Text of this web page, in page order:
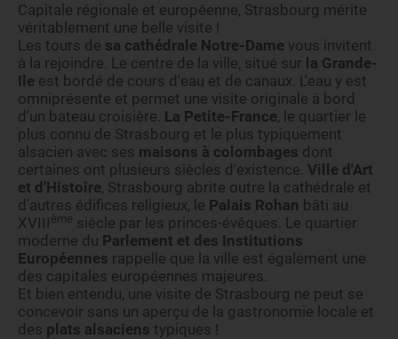
Capitale régionale et européenne, Strasbourg mérite
véritablement une belle visite !
Les tours de sa cathédrale Notre-Dame vous invitent
à la rejoindre. Le centre de la ville, situé sur la Grande-
Ile est bordé de cours d'eau et de canaux. L'eau y est
omniprésente et permet une visite originale à bord
d'un bateau croisière. La Petite-France, le quartier le
plus connu de Strasbourg et le plus typiquement
alsacien avec ses maisons à colombages dont
certaines ont plusieurs siècles d'existence. Ville d'Art
et d'Histoire, Strasbourg abrite outre la cathédrale et
d'autres édifices religieux, le Palais Rohan bâti au
XVIII ème siècle par les princes-évêques. Le quartier
moderne du Parlement et des Institutions
Européennes rappelle que la ville est également une
des capitales européennes majeures.
Et bien entendu, une visite de Strasbourg ne peut se
concevoir sans un aperçu de la gastronomie locale et
des plats alsaciens typiques !